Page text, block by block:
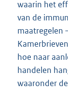
waarin het
van de
maatregelen
hoe naar
handelen
waaronder